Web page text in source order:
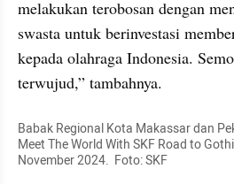
melakukan terobosan dengan
swasta untuk berinvestasi
kepada olahraga Indonesia.
terwujud,” tambahnya.
Babak Regional Kota Makassar dan
Meet The World With SKF Road to
November 2024.  Foto: SKF